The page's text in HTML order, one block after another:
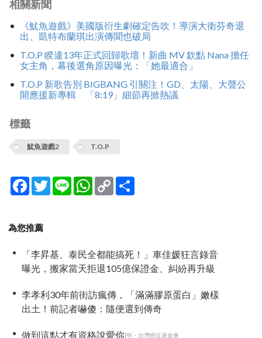
相關新聞
《魷魚遊戲》美國版衍生劇確定告吹！導演大衛芬奇退
出、凱特布蘭琪出演傳聞也破局
T.O.P 睽違13年正式回歸歌壇！新曲 MV 欽點 Nana 擔任
女主角，幕後選角原因曝光：「她最適合」
T.O.P 新歌告別 BIGBANG 引關注！GD、太陽、大聲公
開應援新專輯 「8:19」細節再掀熱議
標籤
魷魚遊戲2 T.O.P
Facebook
TwitterLine WhatsApp
Copy
Link
為您推薦
「李昇基、泰民全都能搞死！」車佳媛狂言錄音
曝光，搬家當天拒退105億保證金、糾紛再升級
李孝利30年前街訪瘋傳，「滿滿膠原蛋白」嫩樣
出土！前記者嚇傻：隨便選到傳奇
做到這點才有資格說愛你PR・台灣癌症基金會